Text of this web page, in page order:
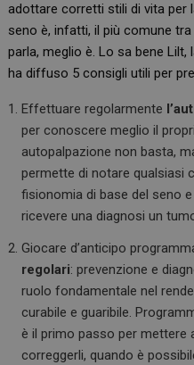
adottare corretti stili di vita per
seno è, infatti, il più comune
parla, meglio è. Lo sa bene
ha diffuso 5 consigli utili per
Effettuare regolarmente
per conoscere meglio il
autopalpazione non basta,
permette di notare qualsiasi
fisionomia di base del seno
ricevere una diagnosi un
Giocare d’anticipo
regolari: prevenzione e
ruolo fondamentale nel
curabile e guaribile.
è il primo passo per
correggerli, quando è